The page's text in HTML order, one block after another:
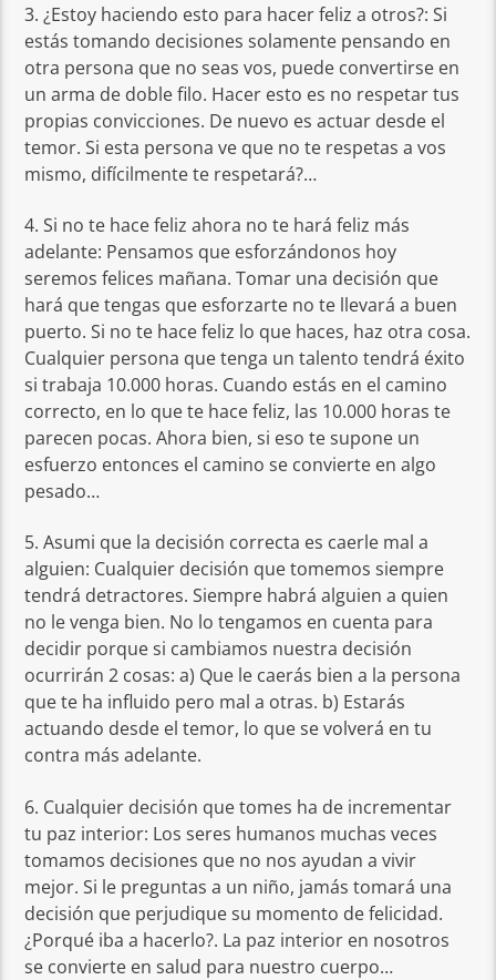
3. ¿Estoy haciendo esto para hacer feliz a otros?: Si
estás tomando decisiones solamente pensando en
otra persona que no seas vos, puede convertirse en
un arma de doble filo. Hacer esto es no respetar tus
propias convicciones. De nuevo es actuar desde el
temor. Si esta persona ve que no te respetas a vos
mismo, difícilmente te respetará?…
4. Si no te hace feliz ahora no te hará feliz más
adelante: Pensamos que esforzándonos hoy
seremos felices mañana. Tomar una decisión que
hará que tengas que esforzarte no te llevará a buen
puerto. Si no te hace feliz lo que haces, haz otra cosa.
Cualquier persona que tenga un talento tendrá éxito
si trabaja 10.000 horas. Cuando estás en el camino
correcto, en lo que te hace feliz, las 10.000 horas te
parecen pocas. Ahora bien, si eso te supone un
esfuerzo entonces el camino se convierte en algo
pesado…
5. Asumi que la decisión correcta es caerle mal a
alguien: Cualquier decisión que tomemos siempre
tendrá detractores. Siempre habrá alguien a quien
no le venga bien. No lo tengamos en cuenta para
decidir porque si cambiamos nuestra decisión
ocurrirán 2 cosas: a) Que le caerás bien a la persona
que te ha influido pero mal a otras. b) Estarás
actuando desde el temor, lo que se volverá en tu
contra más adelante.
6. Cualquier decisión que tomes ha de incrementar
tu paz interior: Los seres humanos muchas veces
tomamos decisiones que no nos ayudan a vivir
mejor. Si le preguntas a un niño, jamás tomará una
decisión que perjudique su momento de felicidad.
¿Porqué iba a hacerlo?. La paz interior en nosotros
se convierte en salud para nuestro cuerpo…